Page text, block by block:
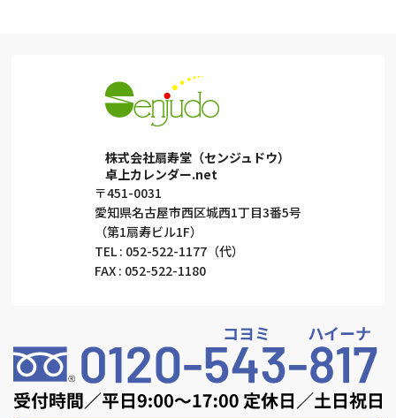
株式会社扇寿堂（センジュドウ）
卓上カレンダー.net
〒451-0031
愛知県名古屋市西区城西1丁目3番5号
（第1扇寿ビル1F）
TEL : 052-522-1177（代）
FAX : 052-522-1180